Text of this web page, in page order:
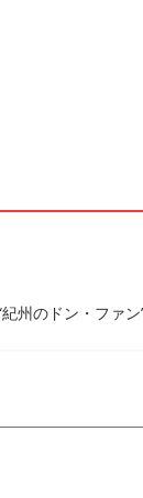
州のドン・ファ